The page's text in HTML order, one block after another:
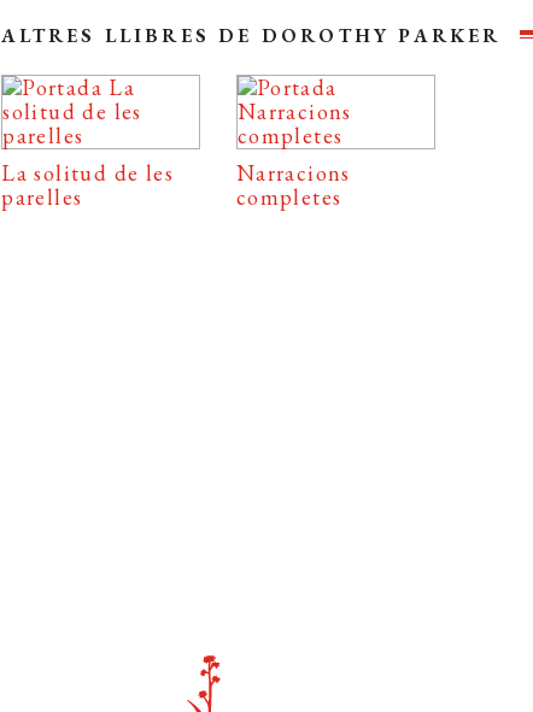
ALTRES LLIBRES DE DOROTHY PARKER
La solitud de les
parelles
Narracions
completes